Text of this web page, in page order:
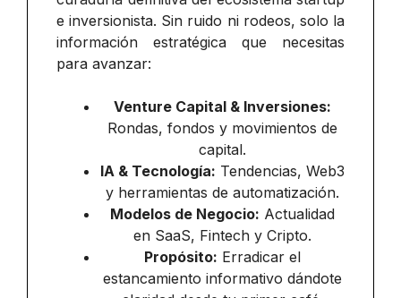
e inversionista. Sin ruido ni rodeos, solo la
información estratégica que necesitas
para avanzar:
Venture Capital & Inversiones:
Rondas, fondos y movimientos de
capital.
IA & Tecnología: Tendencias, Web3
y herramientas de automatización.
Modelos de Negocio: Actualidad
en SaaS, Fintech y Cripto.
Propósito: Erradicar el
estancamiento informativo dándote